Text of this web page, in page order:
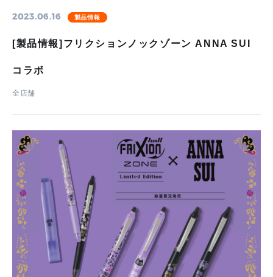
2023.06.16 製品情報
[製品情報]フリクションノックゾーン ANNA SUI
コラボ
全店舗